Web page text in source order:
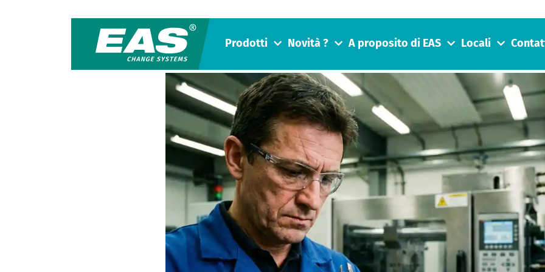
Prodotti Novità ? A proposito di EAS Locali